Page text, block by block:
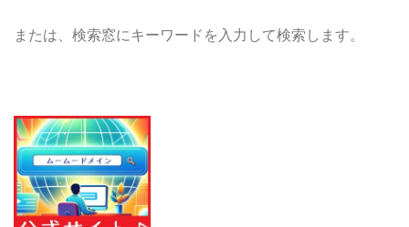
または、検索窓にキーワードを入力して検索します。